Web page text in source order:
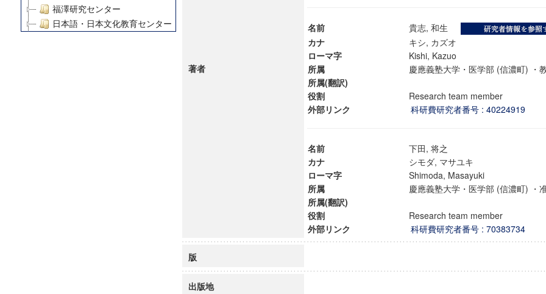
福澤研究センター
日本語・日本文化教育センター
デジタルメディア・コンテンツ統合研究センター
慶應義塾大学グローバルCOEプログラム論理と感性の先端的教育研究拠点
著者
名前
貴志, 和生
カナ
キシ, カズオ
ローマ字
Kishi, Kazuo
所属
慶應義塾大学・医学部 (信濃町)
所属(翻訳)
役割
Research team member
外部リンク
科研費研究者番号 : 40224919
名前
下田, 将之
カナ
シモダ, マサユキ
ローマ字
Shimoda, Masayuki
所属
慶應義塾大学・医学部 (信濃町)
所属(翻訳)
役割
Research team member
外部リンク
科研費研究者番号 : 70383734
版
出版地